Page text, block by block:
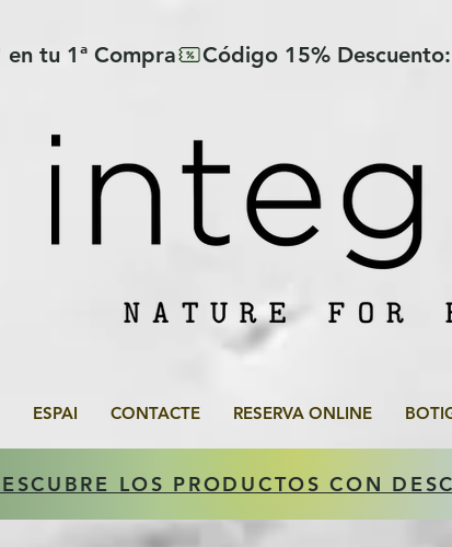
tu 1ª Compra
ESPAI CONTACTE RESERVA ONLINE
LOS PRODUCTOS CON